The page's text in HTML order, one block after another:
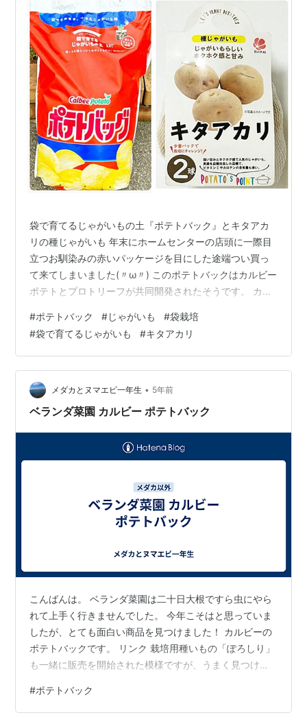
袋で育てるじゃがいもの土『ポテトバック』とキタアカ
リの種じゃがいも 年末にホームセンターの店頭に一際目
立つお馴染みの赤いパッケージを目にした途端つい買っ
て来てしまいました(〃ω〃) このポテトバックはカルビー
ポテトとプロトリーフが共同開発されたそうです。 カル
いうオリジナルのじゃがいも品種も、ポテトバックの隣
に陳列されていたのですが、ぽろしりの隣りの『キタア
カリ』を目にしてしまったので、キタアカリを選んでし
まいました😄 ぽろしりはポテトチップス専用に開発され
たお芋で、キタアカリの方は黄金色で甘味があるホクホ
クしたお芋です。 ポテトチップス嫌いじ…
#ポテトバック #じゃがいも #袋栽培
#袋で育てるじゃがいも #キタアカリ
メダカとヌマエビ一年生 • 5年前
ベランダ菜園 カルビー ポテトバック
こんばんは。 ベランダ菜園は二十日大根ですら虫にやら
れて上手く行きませんでした。 今年こそはと思っていま
したが、とても面白い商品を見つけました！ カルビーの
ポテトバックです。 リンク 栽培用種いもの「ぽろしり」
も一緒に販売を開始された模様ですが、うまく見つける
関東だと2月中旬～3月が植え付け時期みたいです（とて
#ポテトバック